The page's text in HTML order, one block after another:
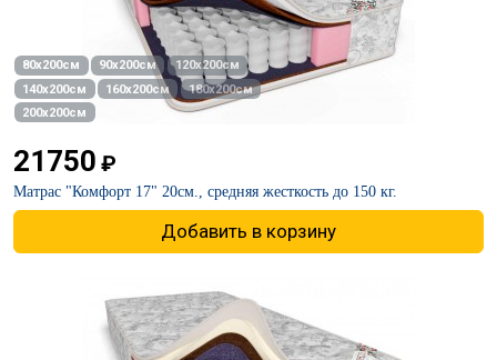
80х200см 90х200см
120х200см
140х200см
160х200см
180х200см
200х200см
21750 ₽
Матрас "Комфорт 17" 20см., средняя жесткость до 150 кг.
Добавить в корзину